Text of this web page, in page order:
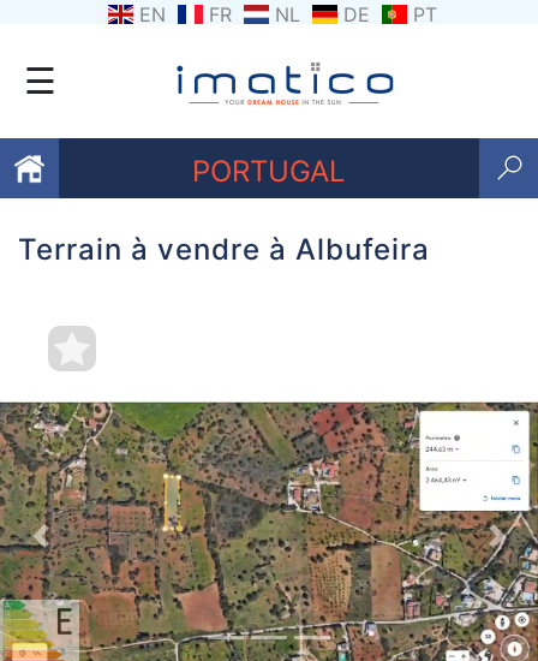
EN FR NL DE PT
☰
PORTUGAL
Favoris
sommes-
Contactez
nous
Termes
et
conditions
Terrain à vendre à Albufeira
Previous Next